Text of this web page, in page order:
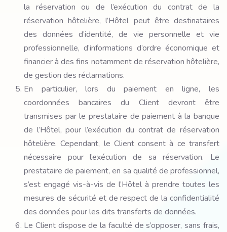
la réservation ou de l’exécution du contrat de la
réservation hôtelière, l’Hôtel peut être destinataires
des données d’identité, de vie personnelle et vie
professionnelle, d’informations d’ordre économique et
financier à des fins notamment de réservation hôtelière,
de gestion des réclamations.
En particulier, lors du paiement en ligne, les
coordonnées bancaires du Client devront être
transmises par le prestataire de paiement à la banque
de l’Hôtel, pour l’exécution du contrat de réservation
hôtelière. Cependant, le Client consent à ce transfert
nécessaire pour l’exécution de sa réservation. Le
prestataire de paiement, en sa qualité de professionnel,
s’est engagé vis-à-vis de l’Hôtel à prendre toutes les
mesures de sécurité et de respect de la confidentialité
des données pour les dits transferts de données.
Le Client dispose de la faculté de s’opposer, sans frais,